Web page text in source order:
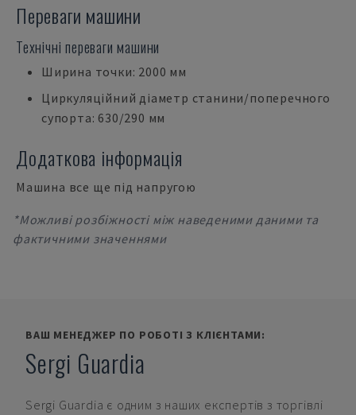
Переваги машини
Технічні переваги машини
Ширина точки: 2000 мм
Циркуляційний діаметр станини/поперечного
супорта: 630/290 мм
Додаткова інформація
Машина все ще під напругою
*Можливі розбіжності між наведеними даними та
фактичними значеннями
ВАШ МЕНЕДЖЕР ПО РОБОТІ З КЛІЄНТАМИ:
Sergi Guardia
Sergi Guardia є одним з наших експертів з торгівлі